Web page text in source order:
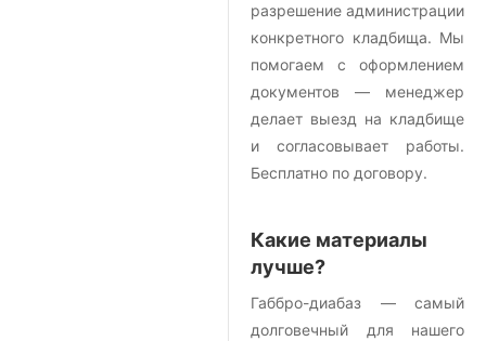
разрешение администрации
конкретного кладбища. Мы
помогаем с оформлением
документов — менеджер
делает выезд на кладбище
и согласовывает работы.
Бесплатно по договору.
Какие материалы
лучше?
Габбро-диабаз — самый
долговечный для нашего